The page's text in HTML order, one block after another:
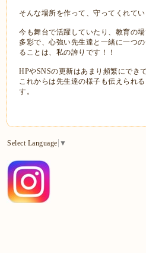
そんな場所を作って、守ってくれてい
今も舞台で活躍していたり、教育の
多彩で、心強い先生達と一緒に一つ
ることは、私の誇りです！！
HPやSNSの更新はあまり頻繁にでき
これからは先生達の様子も伝えられ
す。
Select Language ▼